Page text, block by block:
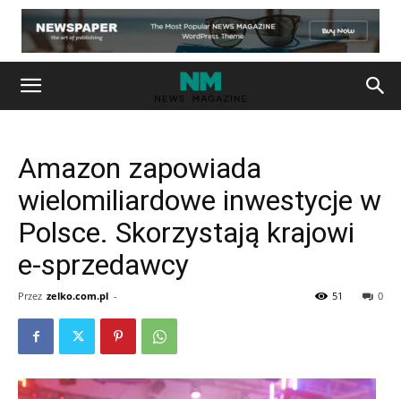
Amazon zapowiada
wielomiliardowe inwestycje w
Polsce. Skorzystają krajowi
e-sprzedawcy
Przez zelko.com.pl - 0
51